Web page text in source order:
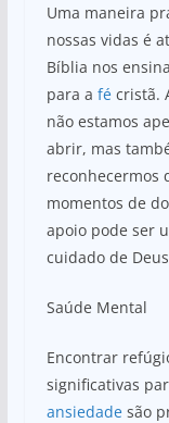
Uma maneira
nossas vidas é
Bíblia nos
para a fécristã.
não estamos
abrir, mas
reconhecermos
momentos de
apoio pode ser
cuidado de
Saúde Mental
Encontrar
significativas
ansiedadesão